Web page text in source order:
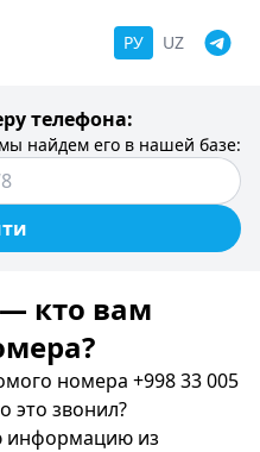
РУ UZ
телефона:
найдем его в нашей базе:
— кто вам
номера +998 33 005
это звонил?
информацию из